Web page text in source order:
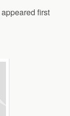
appeared first